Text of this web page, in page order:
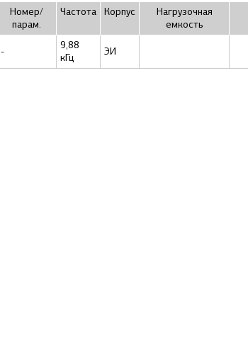
Номер/
парам.
Частота Корпус
Нагрузочная
емкость
-
9,88
кГц
ЭИ